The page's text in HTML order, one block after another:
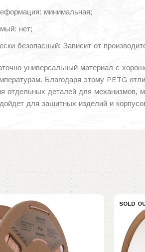
минимальная;
нет;
безопасный: Зависит от
универсальный материал с
Благодаря этому PETG
отдельных деталей для механизмов,
для защитных изделий и
SOLD